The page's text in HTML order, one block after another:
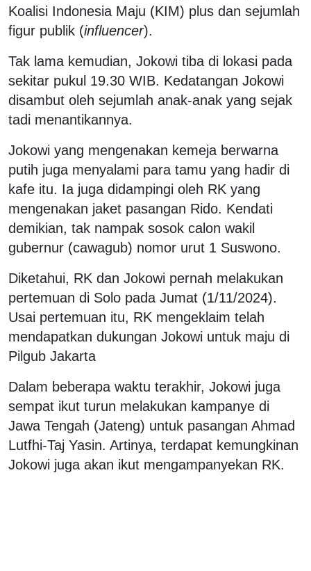
Koalisi Indonesia Maju (KIM) plus dan sejumlah
figur publik (influencer).
Tak lama kemudian, Jokowi tiba di lokasi pada
sekitar pukul 19.30 WIB. Kedatangan Jokowi
disambut oleh sejumlah anak-anak yang sejak
tadi menantikannya.
Jokowi yang mengenakan kemeja berwarna
putih juga menyalami para tamu yang hadir di
kafe itu. Ia juga didampingi oleh RK yang
mengenakan jaket pasangan Rido. Kendati
demikian, tak nampak sosok calon wakil
gubernur (cawagub) nomor urut 1 Suswono.
Diketahui, RK dan Jokowi pernah melakukan
pertemuan di Solo pada Jumat (1/11/2024).
Usai pertemuan itu, RK mengeklaim telah
mendapatkan dukungan Jokowi untuk maju di
Pilgub Jakarta
Dalam beberapa waktu terakhir, Jokowi juga
sempat ikut turun melakukan kampanye di
Jawa Tengah (Jateng) untuk pasangan Ahmad
Lutfhi-Taj Yasin. Artinya, terdapat kemungkinan
Jokowi juga akan ikut mengampanyekan RK.